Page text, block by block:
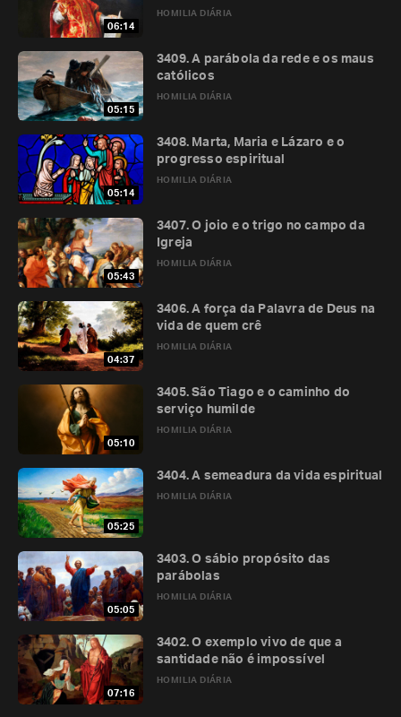
06:14
HOMILIA DIÁRIA
05:15
HOMILIA DIÁRIA
3409. A parábola da rede e os maus
católicos
05:14
HOMILIA DIÁRIA
3408. Marta, Maria e Lázaro e o
progresso espiritual
05:43
HOMILIA DIÁRIA
3407. O joio e o trigo no campo da
Igreja
04:37
HOMILIA DIÁRIA
3406. A força da Palavra de Deus na
vida de quem crê
05:10
HOMILIA DIÁRIA
3405. São Tiago e o caminho do
serviço humilde
05:25
HOMILIA DIÁRIA
3404. A semeadura da vida espiritual
05:05
HOMILIA DIÁRIA
3403. O sábio propósito das
parábolas
07:16
HOMILIA DIÁRIA
3402. O exemplo vivo de que a
santidade não é impossível